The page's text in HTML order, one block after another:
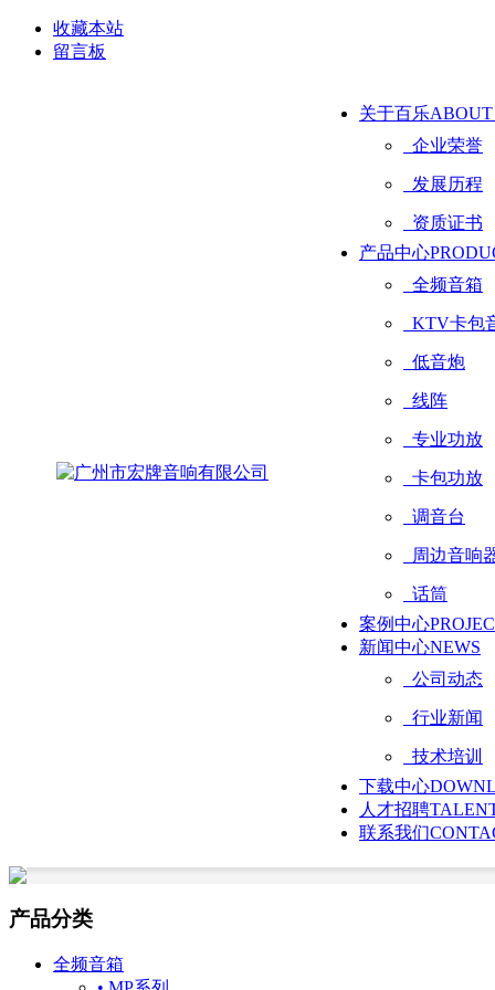
收藏本站
留言板
关于百乐ABOUT
企业荣誉
发展历程
资质证书
产品中心
全频音箱
KTV卡包
低音炮
线阵
专业功放
卡包功放
调音台
周边音响
话筒
案例中心
新闻中心NEWS
公司动态
行业新闻
技术培训
下载中心
人才招聘
联系我们
产品分类
全频音箱